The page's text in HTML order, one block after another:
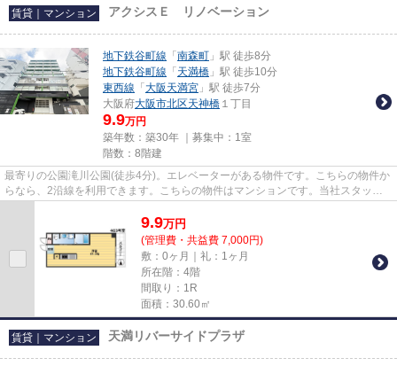
賃貸｜マンション アクシスＥ リノベーション
地下鉄谷町線 「 南森町 」駅 徒歩8分
地下鉄谷町線 「 天満橋 」駅 徒歩10分
東西線 「 大阪天満宮 」駅 徒歩7分
大阪府大阪市北区天神橋 １丁目
9.9万円
築年数：築30年 ｜募集中： 1室
階数：8階建
最寄りの公園滝川公園(徒歩4分)。エレベーターがある物件です。こちらの物件か
らなら、2沿線を利用できます。こちらの物件はマンションです。当社スタッフ
9.9万円
(管理費・共益費 7,000円)
敷：0ヶ月｜礼：1ヶ月
所在階：4階
間取り：1R
面積：30.60㎡
賃貸｜マンション 天満リバーサイドプラザ